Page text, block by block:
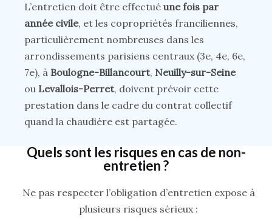
L’entretien doit être effectué une fois par
année civile, et les copropriétés franciliennes,
particulièrement nombreuses dans les
arrondissements parisiens centraux (3e, 4e, 6e,
7e), à Boulogne-Billancourt, Neuilly-sur-Seine
ou Levallois-Perret, doivent prévoir cette
prestation dans le cadre du contrat collectif
quand la chaudière est partagée.
Quels sont les risques en cas de non-
entretien ?
Ne pas respecter l’obligation d’entretien expose à
plusieurs risques sérieux :